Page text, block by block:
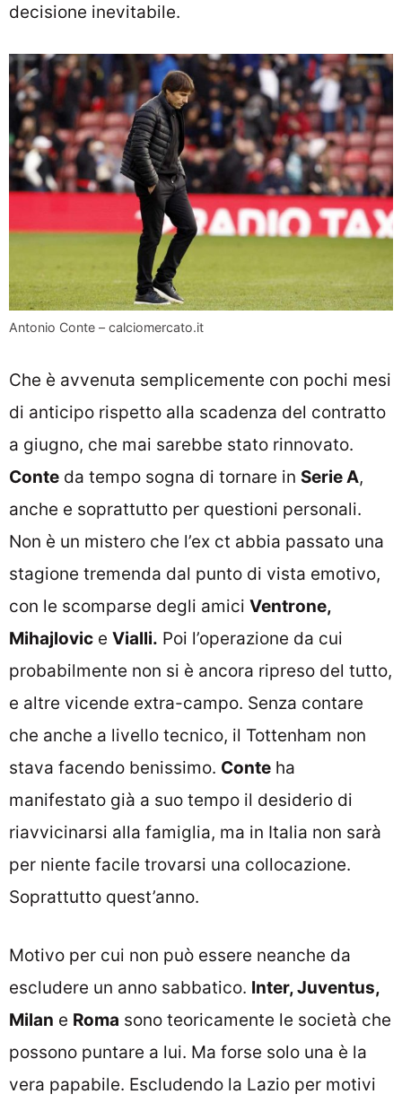
decisione inevitabile.
Antonio Conte – calciomercato.it
Che è avvenuta semplicemente con pochi mesi
di anticipo rispetto alla scadenza del contratto
a giugno, che mai sarebbe stato rinnovato.
Conte da tempo sogna di tornare in Serie A,
anche e soprattutto per questioni personali.
Non è un mistero che l’ex ct abbia passato una
stagione tremenda dal punto di vista emotivo,
con le scomparse degli amici Ventrone,
Mihajlovic e Vialli. Poi l’operazione da cui
probabilmente non si è ancora ripreso del tutto,
e altre vicende extra-campo. Senza contare
che anche a livello tecnico, il Tottenham non
stava facendo benissimo. Conte ha
manifestato già a suo tempo il desiderio di
riavvicinarsi alla famiglia, ma in Italia non sarà
per niente facile trovarsi una collocazione.
Soprattutto quest’anno.
Motivo per cui non può essere neanche da
escludere un anno sabbatico. Inter, Juventus,
Milan e Roma sono teoricamente le società che
possono puntare a lui. Ma forse solo una è la
vera papabile. Escludendo la Lazio per motivi